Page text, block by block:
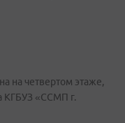
на четвертом этаже,
КГБУЗ «ССМП г.